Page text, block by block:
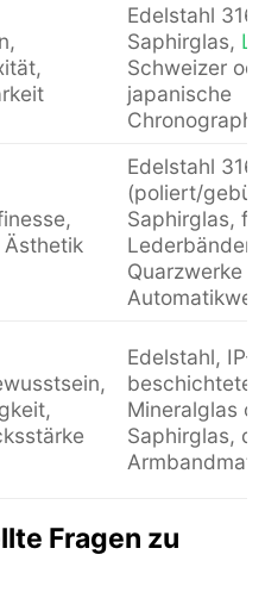
Edelstahl
Saphirglas,
Schweizer
japanische
Ästhetik
Edelstahl
(poliert/
Saphirglas,
Lederbänder,
Quarzwerke
Edelstahl, IP-
beschichtete
Mineralglas
Saphirglas,
Fragen zu